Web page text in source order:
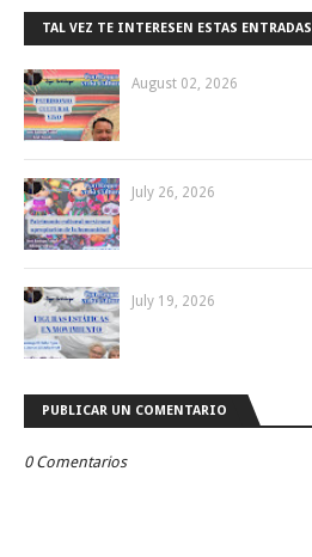
TAL VEZ TE INTERESEN ESTAS ENTRADAS
August 02, 2026
July 26, 2026
July 19, 2026
PUBLICAR UN COMENTARIO
0 Comentarios